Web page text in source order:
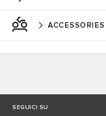
ACCESSORIES
SEGUICI SU